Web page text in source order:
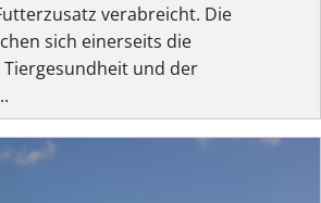
verabreicht. Die
sich einerseits die
und der